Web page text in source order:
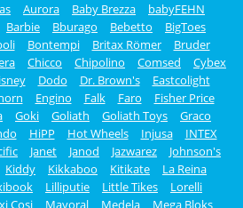
Aurora Baby Brezza
babyFEHN
Barbie Bburago Bebetto
BigToes
Bontempi Britax Römer
Bruder
Chicco Chipolino Comsed
Cybex
Dodo Dr. Brown's
Eastcolight
Engino Falk Faro
Fisher Price
Goki Goliath Goliath Toys
Graco
HiPP Hot Wheels Injusa
INTEX
Janet Janod Jazwarez
Johnson's
Kiddy Kikkaboo Kitikate
La Reina
Lilliputie Little Tikes
Lorelli
Cosi Mayoral Medela
Mega Bloks